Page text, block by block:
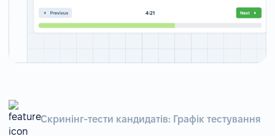
Скринінг-тести кандидатів: Графік тестування